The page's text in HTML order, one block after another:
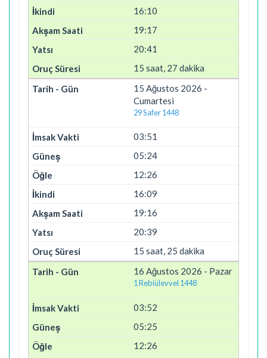
16:10
19:17
20:41
15 saat, 27 dakika
15 Ağustos 2026 -
Cumartesi
29 Safer 1448
03:51
05:24
12:26
16:09
19:16
20:39
15 saat, 25 dakika
16 Ağustos 2026 - Pazar
1 Rebiülevvel 1448
03:52
05:25
12:26